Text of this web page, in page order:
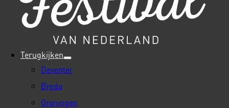
Terugkijken
Deventer
Breda
Groningen